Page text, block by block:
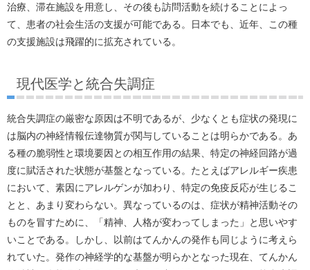
治療、滞在施設を用意し、その後も訪問活動を続けることによっ
て、患者の社会生活の支援が可能である。日本でも、近年、この種
の支援施設は飛躍的に拡充されている。
現代医学と統合失調症
統合失調症の厳密な原因は不明であるが、少なくとも症状の発現に
は脳内の神経情報伝達物質が関与していることは明らかである。あ
る種の脆弱性と環境要因との相互作用の結果、特定の神経回路が過
度に賦活された状態が基盤となっている。たとえばアレルギー疾患
において、素因にアレルゲンが加わり、特定の免疫反応が生じるこ
とと、あまり変わらない。異なっているのは、症状が精神活動その
ものを冒すために、「精神、人格が変わってしまった」と思いやす
いことである。しかし、以前はてんかんの発作も同じように考えら
れていた。発作の神経学的な基盤が明らかとなった現在、てんかん